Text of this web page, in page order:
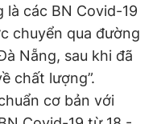
các BN Covid-19
chuyển qua đường
Nẵng, sau khi đã
chất lượng”.
cơ bản với